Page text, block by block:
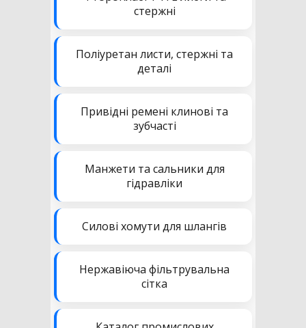
стержні
Поліуретан листи, стержні та
деталі
Привідні ремені клинові та
зубчасті
Манжети та сальники для
гідравліки
Силові хомути для шлангів
Нержавіюча фільтрувальна
сітка